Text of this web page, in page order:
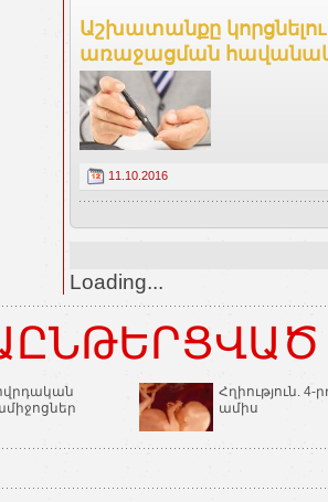
Աշխատանքը
առաջացման
11.10.2016
Loading...
Հղիություն. 4-
ամիս